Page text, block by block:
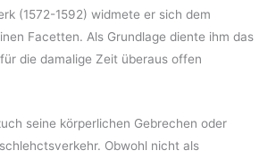
(1572-1592) widmete er sich dem
Facetten. Als Grundlage diente ihm das
die damalige Zeit überaus offen
seine körperlichen Gebrechen oder
Obwohl nicht als